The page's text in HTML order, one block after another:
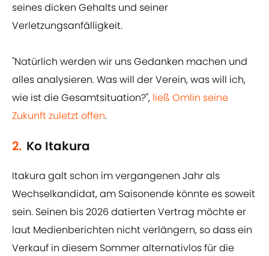
seines dicken Gehalts und seiner
Verletzungsanfälligkeit.
"Natürlich werden wir uns Gedanken machen und
alles analysieren. Was will der Verein, was will ich,
wie ist die Gesamtsituation?", ließ Omlin seine
Zukunft zuletzt offen.
2. Ko Itakura
Itakura galt schon im vergangenen Jahr als
Wechselkandidat, am Saisonende könnte es soweit
sein. Seinen bis 2026 datierten Vertrag möchte er
laut Medienberichten nicht verlängern, so dass ein
Verkauf in diesem Sommer alternativlos für die